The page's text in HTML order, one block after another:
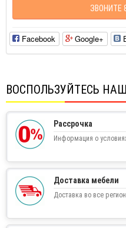
ЗВОНИТЕ
Facebook Google+
ВОСПОЛЬЗУЙТЕСЬ
Рассрочка
Информация о
Доставка мебели
Доставка во все